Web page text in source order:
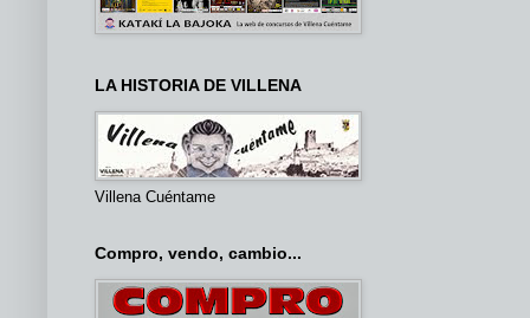
LA HISTORIA DE VILLENA
Villena Cuéntame
Compro, vendo, cambio...